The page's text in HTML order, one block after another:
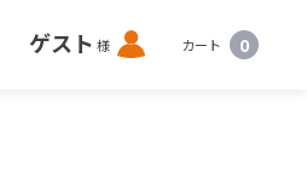
ゲスト 様 ロ
グ
カート 0